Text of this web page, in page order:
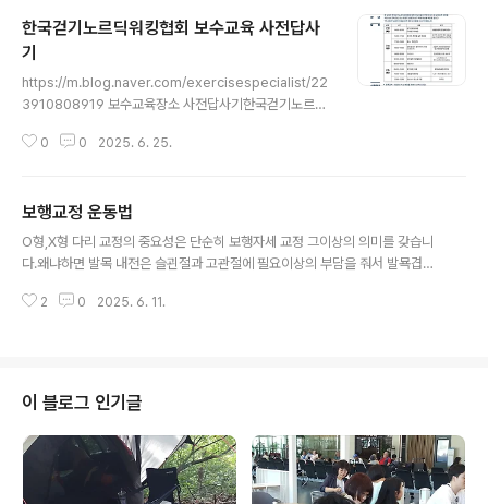
한국걷기노르딕워킹협회 보수교육 사전답사
기
https://m.blog.naver.com/exercisespecialist/22
3910808919 보수교육장소 사전답사기한국걷기노르딕
백무동 연리지펜션 숙소와 인근 지...blog.naver.com
0 0 2025. 6. 25.
보행교정 운동법
O형,X형 다리 교정의 중요성은 단순히 보행자세 교정 그이상의 의미를 갖습니
다.왜냐하면 발목 내전은 슬괸절과 고관절에 필요이상의 부담을 줘서 발묙겹질
개합니다.이 운동은 스포츠꿈나무에게는 달리기 속도를 빠르게 하는데도 효과
에 루프밴드를 걸어서 제자리 크로스런지5) 적절한 보간(약 10cm)을 유지한채
큰걸음이나 런지스텝으로 보행연습6) 우드블럭 걷기7) 폴 레일을 활용해서 보
폭 10cm 더 길게 걷는 연습위..
2 0 2025. 6. 11.
이 블로그 인기글